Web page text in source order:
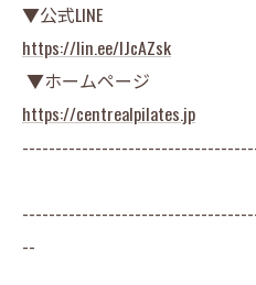
▼公式LINE
https://lin.ee/lJcAZsk
▼ホームページ
https://centrealpilates.jp
--